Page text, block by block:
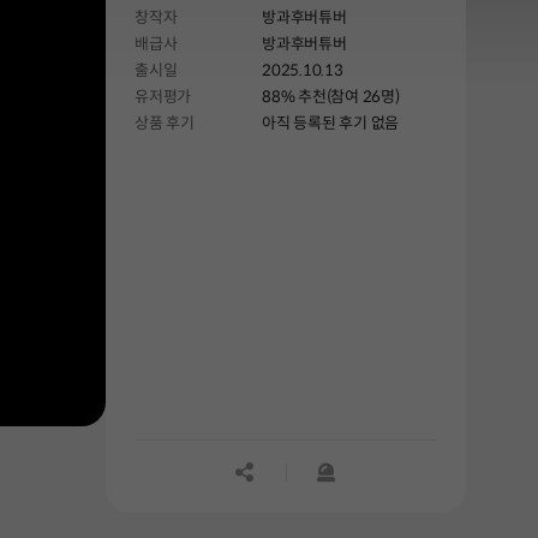
창작자
방과후버튜버
배급사
방과후버튜버
출시일
2025.10.13
유저평가
88% 추천(참여 26명)
상품 후기
아직 등록된 후기 없음
공유하기신고하기